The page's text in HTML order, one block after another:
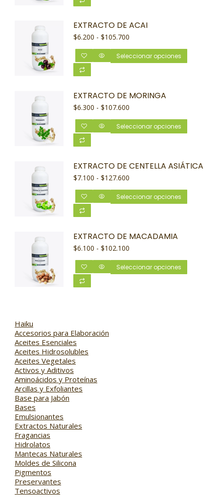
EXTRACTO DE ACAI
$6.200 - $105.700
Seleccionar opciones
EXTRACTO DE MORINGA
$6.300 - $107.600
Seleccionar opciones
EXTRACTO DE CENTELLA ASIÁTICA
$7.100 - $127.600
Seleccionar opciones
EXTRACTO DE MACADAMIA
$6.100 - $102.100
Seleccionar opciones
Haiku
Accesorios para Elaboración
Aceites Esenciales
Aceites Hidrosolubles
Aceites Vegetales
Activos y Aditivos
Aminoácidos y Proteínas
Arcillas y Exfoliantes
Base para Jabón
Bases
Emulsionantes
Extractos Naturales
Fragancias
Hidrolatos
Mantecas Naturales
Moldes de Silicona
Pigmentos
Preservantes
Tensoactivos